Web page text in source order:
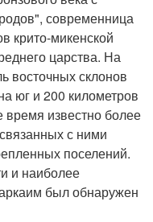
современница
крито-микенской
царства. На
восточных склонов
юг и 200 километров
время известно более
с ними
поселений.
и наиболее
был обнаружен